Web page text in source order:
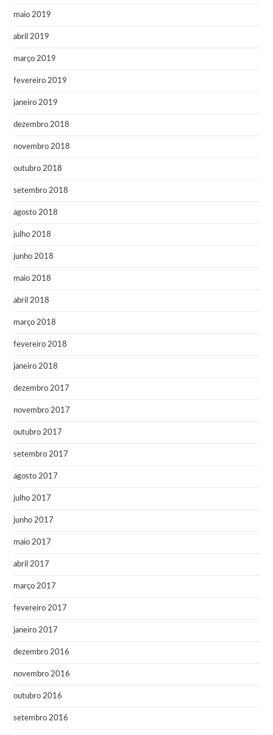
maio 2019
abril 2019
março 2019
fevereiro 2019
janeiro 2019
dezembro 2018
novembro 2018
outubro 2018
setembro 2018
agosto 2018
julho 2018
junho 2018
maio 2018
abril 2018
março 2018
fevereiro 2018
janeiro 2018
dezembro 2017
novembro 2017
outubro 2017
setembro 2017
agosto 2017
julho 2017
junho 2017
maio 2017
abril 2017
março 2017
fevereiro 2017
janeiro 2017
dezembro 2016
novembro 2016
outubro 2016
setembro 2016